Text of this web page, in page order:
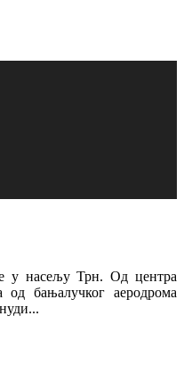
у насељу Трн. Од центра
бањалучког аеродрома